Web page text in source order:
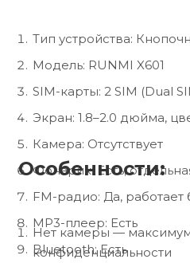
Тип устройства:
Модель: RUNMI X601
SIM-карты: 2 SIM (Dual
Экран: 1.8–2.0 дюйма,
Камера: Отсутствует
Фонарик: Есть,
FM-радио: Да,
MP3-плеер: Есть
Bluetooth: Есть
Особенности:
Нет камеры —
конфиденциальности